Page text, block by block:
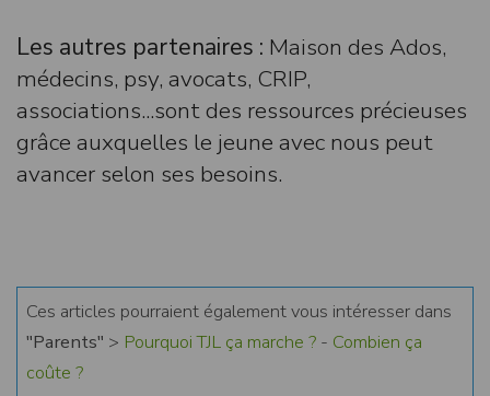
Les autres partenaires : Maison des Ados,
médecins, psy, avocats, CRIP,
associations...sont des ressources précieuses
grâce auxquelles le jeune avec nous peut
avancer selon ses besoins.
Ces articles pourraient également vous intéresser dans
"Parents" > Pourquoi TJL ça marche ? - Combien ça
coûte ?